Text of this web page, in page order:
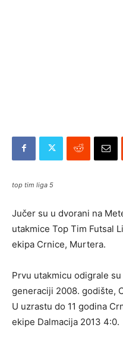
top tim liga 5
Jučer su u dvorani na
utakmice Top Tim Futsal
ekipa Crnice, Murtera.
Prvu utakmicu odigrale
generaciji 2008. godište,
U uzrastu do 11 godina
ekipe Dalmacija 2013 4:0.